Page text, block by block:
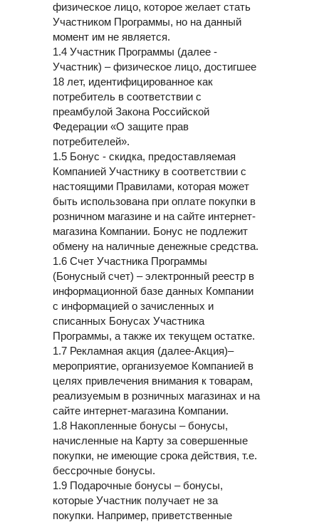
физическое лицо, которое желает стать
Участником Программы, но на данный
момент им не является.
1.4 Участник Программы (далее -
Участник) – физическое лицо, достигшее
18 лет, идентифицированное как
потребитель в соответствии с
преамбулой Закона Российской
Федерации «О защите прав
потребителей».
1.5 Бонус - скидка, предоставляемая
Компанией Участнику в соответствии с
настоящими Правилами, которая может
быть использована при оплате покупки в
розничном магазине и на сайте интернет-
магазина Компании. Бонус не подлежит
обмену на наличные денежные средства.
1.6 Счет Участника Программы
(Бонусный счет) – электронный реестр в
информационной базе данных Компании
с информацией о зачисленных и
списанных Бонусах Участника
Программы, а также их текущем остатке.
1.7 Рекламная акция (далее-Акция)–
мероприятие, организуемое Компанией в
целях привлечения внимания к товарам,
реализуемым в розничных магазинах и на
сайте интернет-магазина Компании.
1.8 Накопленные бонусы – бонусы,
начисленные на Карту за совершенные
покупки, не имеющие срока действия, т.е.
бессрочные бонусы.
1.9 Подарочные бонусы – бонусы,
которые Участник получает не за
покупки. Например, приветственные